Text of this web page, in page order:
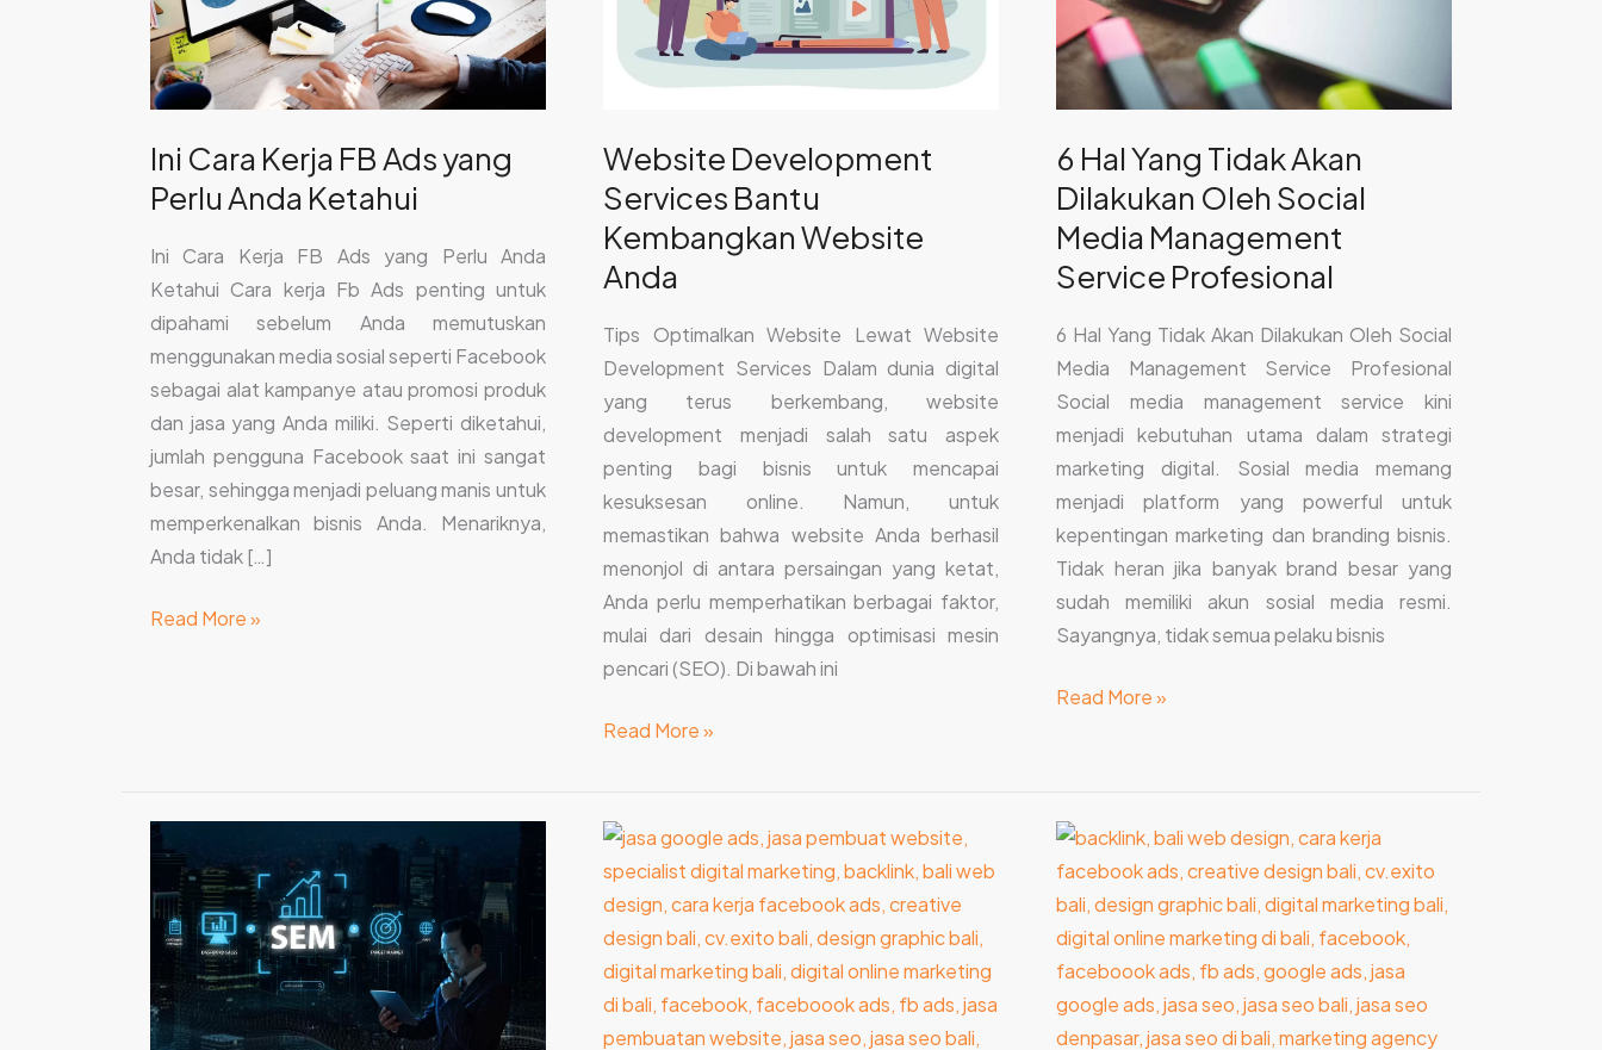
Ini Cara Kerja FB Ads yang
Perlu Anda Ketahui
Ini Cara Kerja FB Ads yang Perlu Anda
Ketahui Cara kerja Fb Ads penting untuk
dipahami sebelum Anda memutuskan
menggunakan media sosial seperti Facebook
sebagai alat kampanye atau promosi produk
dan jasa yang Anda miliki. Seperti diketahui,
jumlah pengguna Facebook saat ini sangat
besar, sehingga menjadi peluang manis untuk
memperkenalkan bisnis Anda. Menariknya,
Anda tidak […]
yang
Perlu
Anda
Read More »
Website Development
Services Bantu
Kembangkan Website
Anda
Tips Optimalkan Website Lewat Website
Development Services Dalam dunia digital
yang terus berkembang, website
development menjadi salah satu aspek
penting bagi bisnis untuk mencapai
kesuksesan online. Namun, untuk
memastikan bahwa website Anda berhasil
menonjol di antara persaingan yang ketat,
Anda perlu memperhatikan berbagai faktor,
mulai dari desain hingga optimisasi mesin
pencari (SEO). Di bawah ini
Website
Anda
Read More »
6 Hal Yang Tidak Akan
Dilakukan Oleh Social
Media Management
Service Profesional
6 Hal Yang Tidak Akan Dilakukan Oleh Social
Media Management Service Profesional
Social media management service kini
menjadi kebutuhan utama dalam strategi
marketing digital. Sosial media memang
menjadi platform yang powerful untuk
kepentingan marketing dan branding bisnis.
Tidak heran jika banyak brand besar yang
sudah memiliki akun sosial media resmi.
Sayangnya, tidak semua pelaku bisnis
Dilakukan
Oleh
Management
Service
Profesional
Read More »
Optimasi
Google
My
Business
Agar
Bisnis
Makin
Kenali
Tugas
Jasa
Website
di
Bali,
Awas
Mengenal
Lebih
Jauh
Profesi
Digital
Marketing
Specialist